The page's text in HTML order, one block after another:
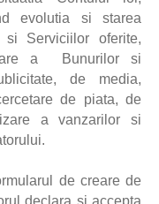
evolutia si starea
Serviciilor oferite,
a Bunurilor si
de media,
de piata, de
a vanzarilor si
de creare de
declara si accepta